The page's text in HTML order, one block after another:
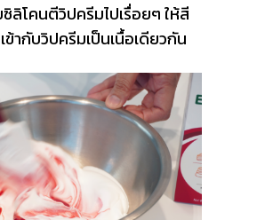
ซิลิโคนตีวิปครีมไปเรื่อยๆ ให้สี
ข้ากับวิปครีมเป็นเนื้อเดียวกัน